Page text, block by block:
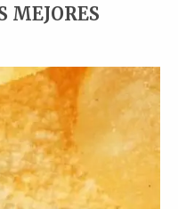
MEJORES